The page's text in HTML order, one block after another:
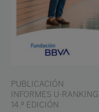
PUBLICACIÓN
INFORMES U-RANKING
14.ª EDICIÓN